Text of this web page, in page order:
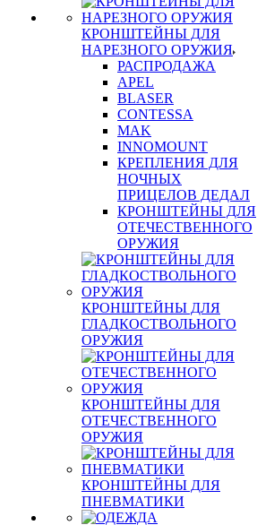
КРОНШТЕЙНЫ ДЛЯ
НАРЕЗНОГО ОРУЖИЯ
РАСПРОДАЖА
APEL
BLASER
CONTESSA
MAK
INNOMOUNT
КРЕПЛЕНИЯ ДЛЯ
НОЧНЫХ
ПРИЦЕЛОВ ДЕДАЛ
КРОНШТЕЙНЫ ДЛЯ
ОТЕЧЕСТВЕННОГО
ОРУЖИЯ
КРОНШТЕЙНЫ ДЛЯ
ГЛАДКОСТВОЛЬНОГО
ОРУЖИЯ
КРОНШТЕЙНЫ ДЛЯ
ОТЕЧЕСТВЕННОГО
ОРУЖИЯ
КРОНШТЕЙНЫ ДЛЯ
ПНЕВМАТИКИ